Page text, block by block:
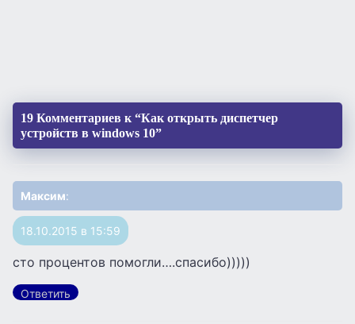
19 Комментариев к “Как открыть диспетчер
устройств в windows 10”
Максим:
18.10.2015 в 15:59
сто процентов помогли….спасибо)))))
Ответить